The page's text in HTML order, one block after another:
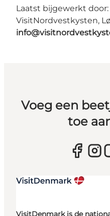
Laatst bijgewerkt door:
VisitNordvestkysten,
Voeg een
toe
VisitDenmark is de